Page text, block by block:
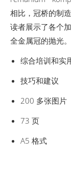
相比，冠桥的制
读者展示了各个
全金属冠的抛光。
综合培训和实
技巧和建议
200 多张图片
73 页
A5 格式